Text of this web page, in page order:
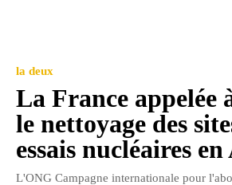
la deux
La France appelée
le nettoyage des
essais nucléaires
L'ONG Campagne internationale pour